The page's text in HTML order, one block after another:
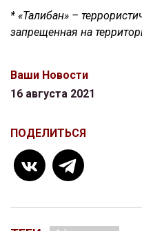
* «Талибан» –
запрещенная на
Ваши Новости
16 августа 2021
ПОДЕЛИТЬСЯ